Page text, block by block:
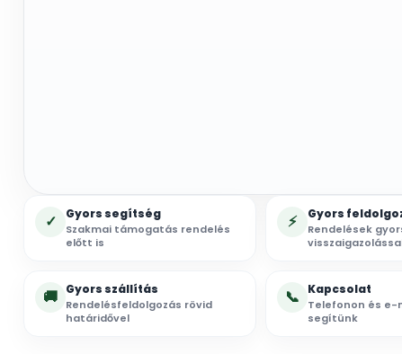
✓ Gyors segítség
Szakmai támogatás rendelés
előtt is
⚡ Gyors
Rendelések
🚚 Gyors szállítás
Rendelésfeldolgozás rövid
határidővel
📞 Kapcsolat
Telefonon és e-
segítünk